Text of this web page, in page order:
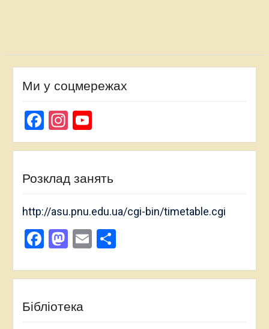
Ми у соцмережах
Facebook
Instagram
YouTube
Channel
Розклад занять
http://asu.pnu.edu.ua/cgi-bin/timetable.cgi
Facebook
Mastodon
EmailПоділитися
Бібліотека